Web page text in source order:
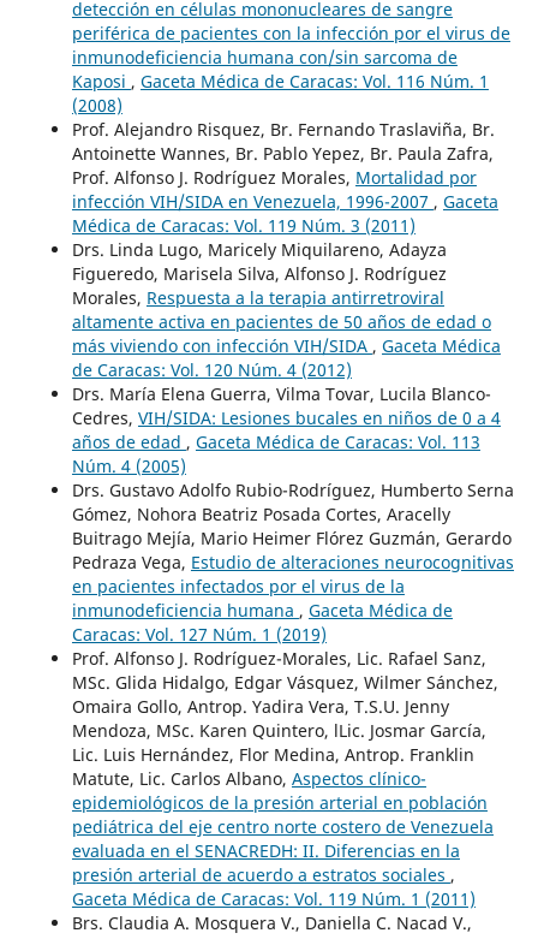
detección en células mononucleares de sangre
periférica de pacientes con la infección por el virus de
inmunodeficiencia humana con/sin sarcoma de
Kaposi , Gaceta Médica de Caracas: Vol. 116 Núm. 1
(2008)
Prof. Alejandro Risquez, Br. Fernando Traslaviña, Br.
Antoinette Wannes, Br. Pablo Yepez, Br. Paula Zafra,
Prof. Alfonso J. Rodríguez Morales, Mortalidad por
infección VIH/SIDA en Venezuela, 1996-2007 , Gaceta
Médica de Caracas: Vol. 119 Núm. 3 (2011)
Drs. Linda Lugo, Maricely Miquilareno, Adayza
Figueredo, Marisela Silva, Alfonso J. Rodríguez
Morales, Respuesta a la terapia antirretroviral
altamente activa en pacientes de 50 años de edad o
más viviendo con infección VIH/SIDA , Gaceta Médica
de Caracas: Vol. 120 Núm. 4 (2012)
Drs. María Elena Guerra, Vilma Tovar, Lucila Blanco-
Cedres, VIH/SIDA: Lesiones bucales en niños de 0 a 4
años de edad , Gaceta Médica de Caracas: Vol. 113
Núm. 4 (2005)
Drs. Gustavo Adolfo Rubio-Rodríguez, Humberto Serna
Gómez, Nohora Beatriz Posada Cortes, Aracelly
Buitrago Mejía, Mario Heimer Flórez Guzmán, Gerardo
Pedraza Vega, Estudio de alteraciones neurocognitivas
en pacientes infectados por el virus de la
inmunodeficiencia humana , Gaceta Médica de
Caracas: Vol. 127 Núm. 1 (2019)
Prof. Alfonso J. Rodríguez-Morales, Lic. Rafael Sanz,
MSc. Glida Hidalgo, Edgar Vásquez, Wilmer Sánchez,
Omaira Gollo, Antrop. Yadira Vera, T.S.U. Jenny
Mendoza, MSc. Karen Quintero, lLic. Josmar García,
Lic. Luis Hernández, Flor Medina, Antrop. Franklin
Matute, Lic. Carlos Albano, Aspectos clínico-
epidemiológicos de la presión arterial en población
pediátrica del eje centro norte costero de Venezuela
evaluada en el SENACREDH: II. Diferencias en la
presión arterial de acuerdo a estratos sociales ,
Gaceta Médica de Caracas: Vol. 119 Núm. 1 (2011)
Brs. Claudia A. Mosquera V., Daniella C. Nacad V.,